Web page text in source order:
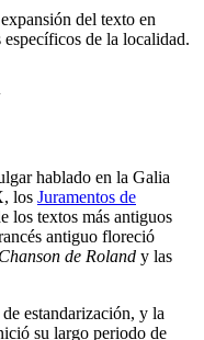
del texto en
de la localidad.
hablado en la Galia
los Juramentos de
los textos más antiguos
antiguo floreció
Chanson de Roland y las
estandarización, y la
su largo periodo de